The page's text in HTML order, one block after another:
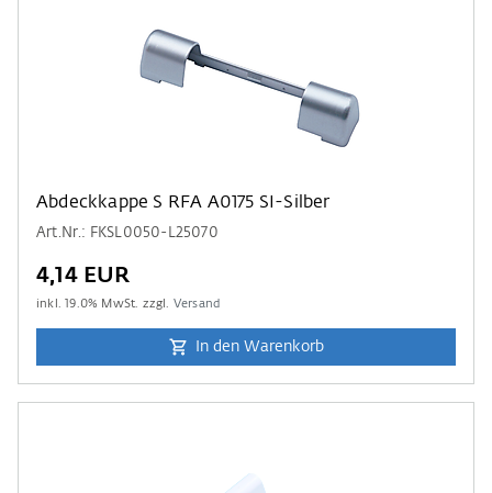
Abdeckkappe S RFA A0175 SI-Silber
Art.Nr.: FKSL0050-L25070
4,14 EUR
inkl.19.0% MwSt. zzgl. Versand
In den Warenkorb